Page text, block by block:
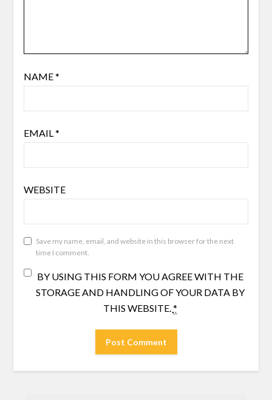
NAME*
EMAIL*
WEBSITE
Save my name, email, and website in this browser for the next
time I comment.
BY USING THIS FORM YOU AGREE WITH THE
STORAGE AND HANDLING OF YOUR DATA BY
THIS WEBSITE.*